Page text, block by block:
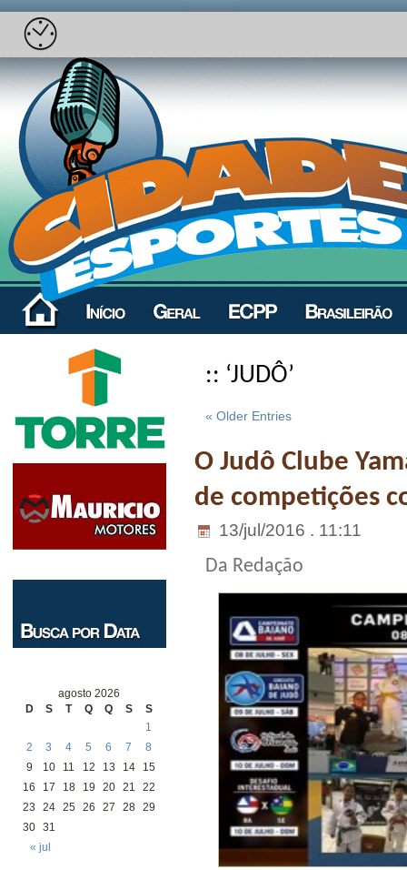
agosto 2026
D
S T Q Q S S
« jul
1
2
3 4 5 6 7
8
9
10 11 12 13 14
15
16
17 18 19 20 21
22
23
24 25 26 27 28 29
30 31
:: ‘JUDÔ’
« Older Entries
O Judô Clube
de competições
13/jul/2016 . 11:11
Da Redação